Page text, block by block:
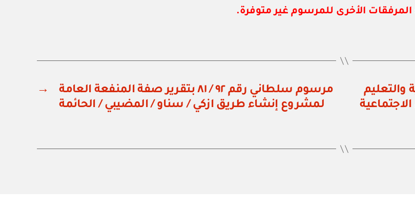
الأخرى للمرسوم غير متوفرة.
التربية والتعليم
→
مرسوم سلطاني رقم ٩٢ / ٨١ بتقرير صفة المنفعة العامة
لمشروع إنشاء طريق ازكي / سناو / المضيبي / الحائمة